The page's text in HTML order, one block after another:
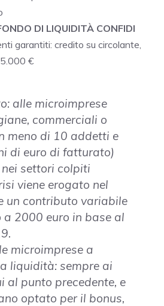
DI LIQUIDITÀ CONFIDI
garantiti: credito su circolante,
€
alle microimprese
commerciali o
meno di 10 addetti e
di euro di fatturato)
settori colpiti
viene erogato nel
un contributo variabile
2000 euro in base al
microimprese a
liquidità: sempre ai
al punto precedente, e
optato per il bonus,